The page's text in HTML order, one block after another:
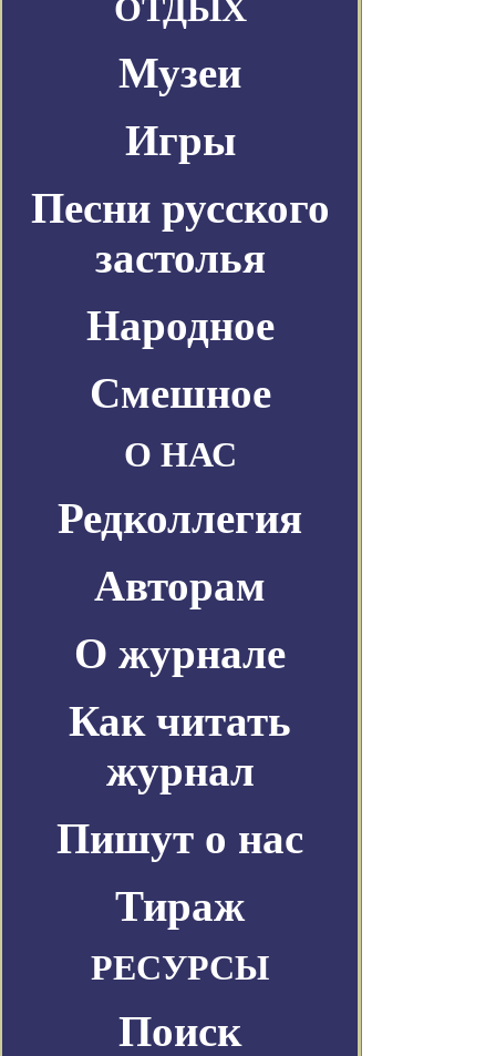
ОТДЫХ
Музеи
Игры
Песни русского
застолья
Народное
Смешное
О НАС
Редколлегия
Авторам
О журнале
Как читать
журнал
Пишут о нас
Тираж
РЕСУРСЫ
Поиск